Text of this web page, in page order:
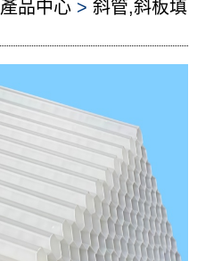
產品中心 > 斜管,斜板填